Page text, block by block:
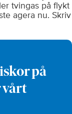
tvingas på flykt
agera nu. Skriv
på
vårt